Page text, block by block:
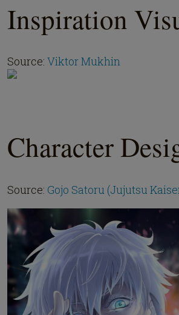
Inspiration
Source: Viktor Mukhin
Character
Source: Gojo Satoru (Jujutsu